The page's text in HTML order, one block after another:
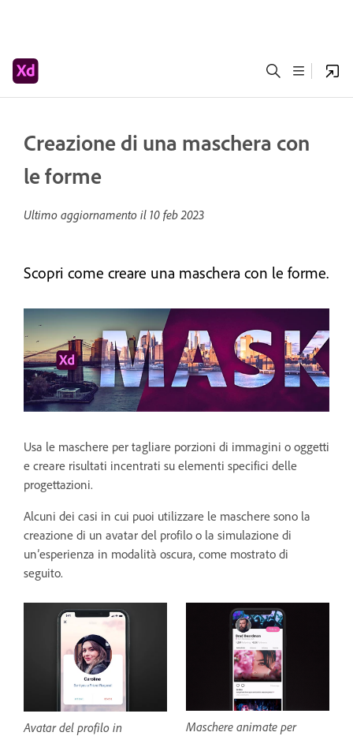
Creazione di una maschera con
le forme
Ultimo aggiornamento il 10 feb 2023
Scopri come creare una maschera con le forme.
Usa le maschere per tagliare porzioni di immagini o oggetti
e creare risultati incentrati su elementi specifici delle
progettazioni.
Alcuni dei casi in cui puoi utilizzare le maschere sono la
creazione di un avatar del profilo o la simulazione di
un’esperienza in modalità oscura, come mostrato di
seguito.
Avatar del profilo in
Maschere animate per